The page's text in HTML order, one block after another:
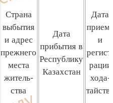
Страна
выбытия
и адрес
прежнего
места
житель-
ства
Дата
прибытия в
Республику
Казахстан
Дата
и
рации
хода-